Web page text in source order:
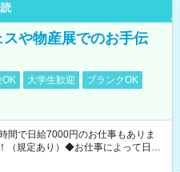
スや物産展でのお手伝
OK 大学生歓迎
ブランクOK
間で日給7000円のお仕事もありま
規定あり）◆お仕事によって日給